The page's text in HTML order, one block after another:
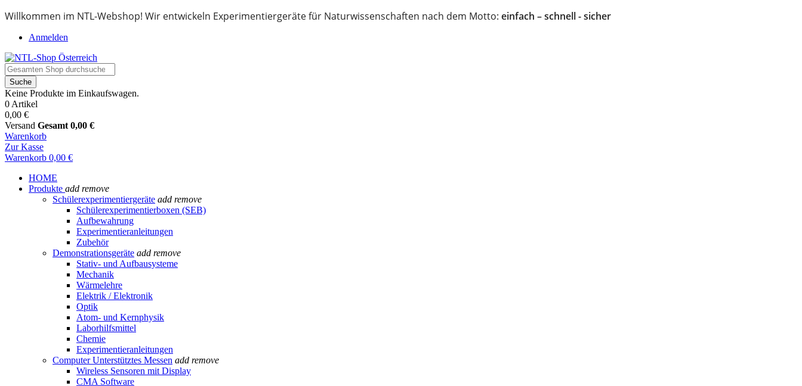
Willkommen im NTL-Webshop! Wir entwickeln Experimentiergeräte für Naturwissenschaften nach dem Motto: einfach – schnell - sicher
Anmelden
Suche
Keine Produkte im Einkaufswagen.
0 Artikel
0,00 €
Versand Gesamt 0,00 €
Warenkorb
Zur Kasse
Warenkorb 0,00 €
HOME
Produkte add remove
Schülerexperimentiergeräte add remove
Schülerexperimentierboxen (SEB)
Aufbewahrung
Experimentieranleitungen
Zubehör
Demonstrationsgeräte add remove
Stativ- und Aufbausysteme
Mechanik
Wärmelehre
Elektrik / Elektronik
Optik
Atom- und Kernphysik
Laborhilfsmittel
Chemie
Experimentieranleitungen
Computer Unterstütztes Messen add remove
Wireless Sensoren mit Display
CMA Software